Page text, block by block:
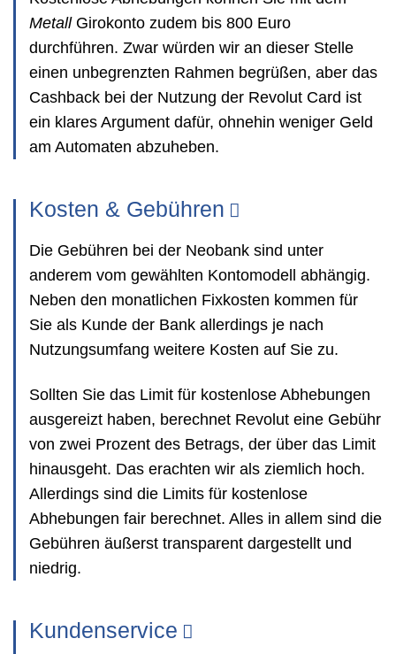
MetallGirokonto zudem bis 800 Euro
durchführen. Zwar würden wir an dieser Stelle
einen unbegrenzten Rahmen begrüßen, aber das
Cashback bei der Nutzung der Revolut Card ist
ein klares Argument dafür, ohnehin weniger Geld
am Automaten abzuheben.
Kosten & Gebühren
Die Gebühren bei der Neobank sind unter
anderem vom gewählten Kontomodell abhängig.
Neben den monatlichen Fixkosten kommen für
Sie als Kunde der Bank allerdings je nach
Nutzungsumfang weitere Kosten auf Sie zu.
Sollten Sie das Limit für kostenlose Abhebungen
ausgereizt haben, berechnet Revolut eine Gebühr
von zwei Prozent des Betrags, der über das Limit
hinausgeht. Das erachten wir als ziemlich hoch.
Allerdings sind die Limits für kostenlose
Abhebungen fair berechnet. Alles in allem sind die
Gebühren äußerst transparent dargestellt und
niedrig.
Kundenservice